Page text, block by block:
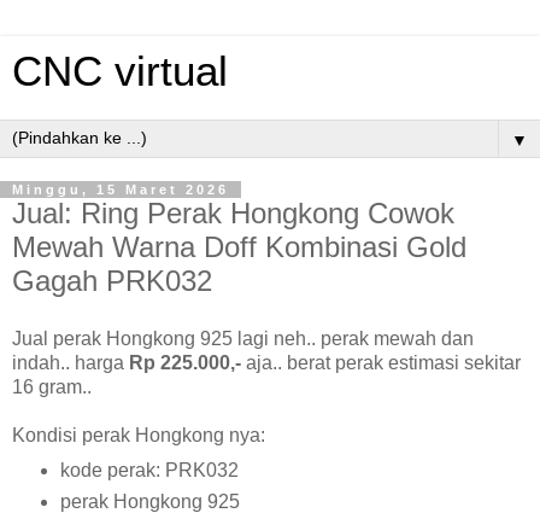
CNC virtual
▼
Minggu, 15 Maret 2026
Jual: Ring Perak Hongkong Cowok
Mewah Warna Doff Kombinasi Gold
Gagah PRK032
Jual perak Hongkong 925 lagi neh.. perak mewah dan
indah.. harga Rp 225.000,- aja.. berat perak estimasi sekitar
16 gram..
Kondisi perak Hongkong nya:
kode perak: PRK032
perak Hongkong 925